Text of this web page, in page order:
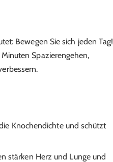
Bewegen Sie sich jeden Tag!
Spazierengehen,
Knochendichte und schützt
stärken Herz und Lunge und